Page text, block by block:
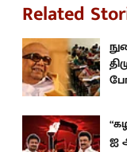
Related
ஐ